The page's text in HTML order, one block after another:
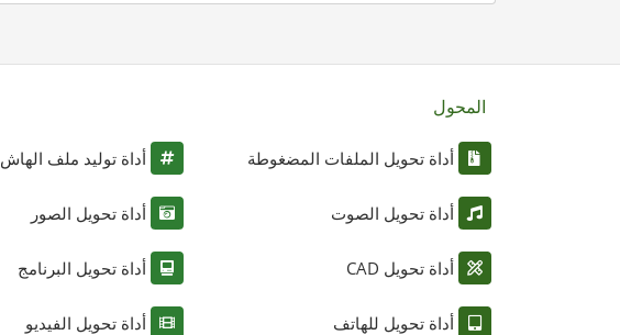
المحول
أداة تحويل الملفات المضغوطة
أداة تحويل الصوت
أداة تحويل CAD
أداة تحويل للهاتف
أداة توليد ملف الهاش
أداة تحويل الصور
أداة تحويل البرنامج
أداة تحويل الفيديو